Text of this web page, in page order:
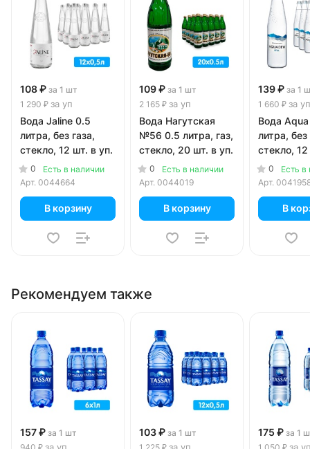
108 ₽ за 1 шт
1 290 ₽ за уп
Вода Jaline 0.5
литра, без газа,
стекло, 12 шт. в уп.
0
Есть в наличии
Арт. 0044664
В корзину
109 ₽ за 1 шт
2 165 ₽ за уп
Вода Нагутская
№56 0.5 литра, газ,
стекло, 20 шт. в уп.
0
Есть в наличии
Арт. 0044019
В корзину
139 ₽ за 1
1 660 ₽ за уп
Вода
литра, без
стекло,
0
Есть в
Арт.
В
Рекомендуем также
157 ₽ за 1 шт
за уп
103 ₽ за 1 шт
за уп
175 ₽ за 1
за